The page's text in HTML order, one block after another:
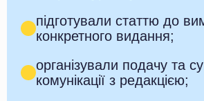
підготували статтю до
конкретного видання;
організували подачу та
комунікації з редакцією;